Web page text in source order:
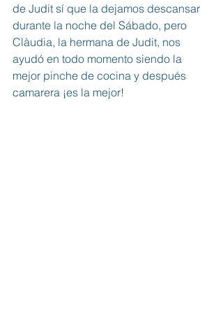
de Judit sí que la dejamos descansar
durante la noche del Sábado, pero
Clàudia, la hermana de Judit, nos
ayudó en todo momento siendo la
mejor pinche de cocina y después
camarera ¡es la mejor!